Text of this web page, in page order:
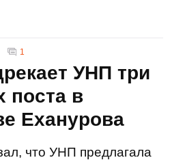
1
УНП три
поста в
Еханурова
что УНП предлагала